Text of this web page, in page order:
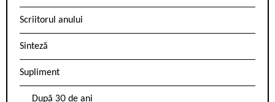
Scriitorul anului
Sinteză
Supliment
După 30 de ani